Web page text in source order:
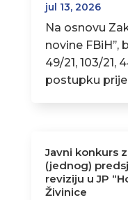
jul 13, 2026
Na osnovu
novine FBiH’’,
49/21, 103/21,
postupku
Javni konkurs
(jednog)
reviziju u JP
Živinice